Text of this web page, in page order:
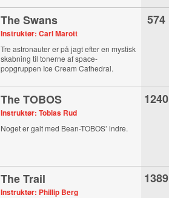
The Swans
Instruktør: Carl Marott
Tre astronauter er på jagt efter en mystisk
skabning til tonerne af space-
popgruppen Ice Cream Cathedral.
574
The TOBOS
Instruktør: Tobias Rud
Noget er galt med Bean-TOBOS’ indre.
1240
The Trail
Instruktør: Phillip Berg
1389